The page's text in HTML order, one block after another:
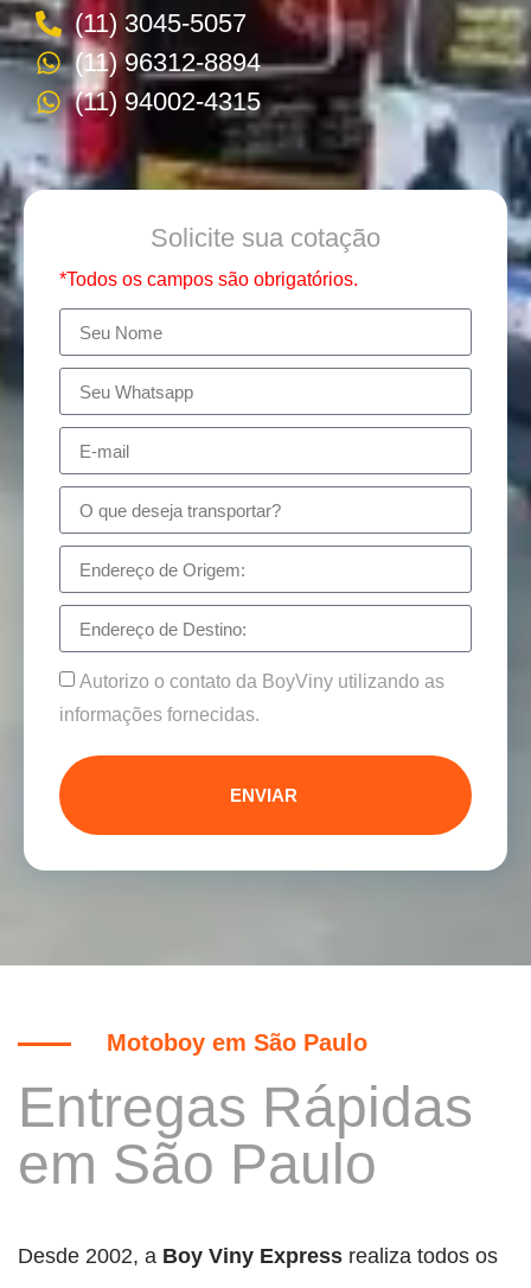
(11) 3045-5057
(11) 96312-8894
(11) 94002-4315
Solicite sua cotação
*Todos os campos são obrigatórios.
Autorizo o contato da BoyViny utilizando as
informações fornecidas.
ENVIAR
Motoboy em São Paulo
Entregas Rápidas
em São Paulo
Desde 2002, a Boy Viny Express realiza todos os